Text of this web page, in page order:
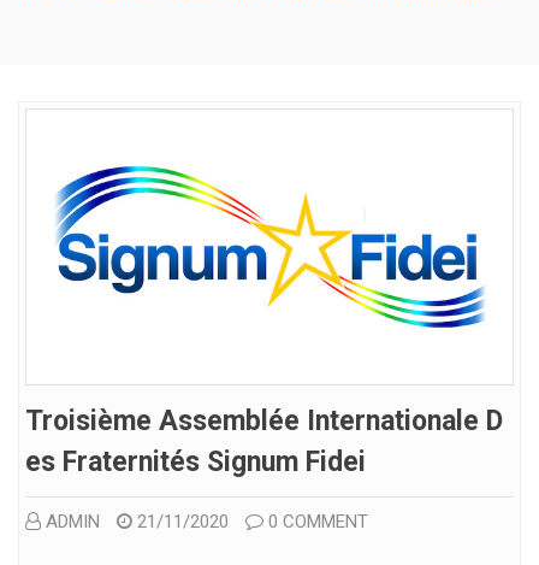
Troisième Assemblée Internationale D
Es Fraternités Signum Fidei
ADMIN 21/11/2020 0 COMMENT